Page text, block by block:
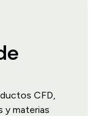
CFD,
y materias